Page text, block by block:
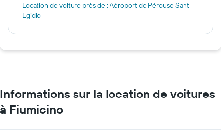
Location de voiture près de : Aéroport de Pérouse Sant
Egidio
Informations sur la location de voitures
à Fiumicino